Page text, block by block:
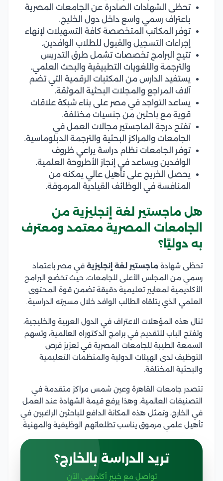
تحظى الشهادات الصادرة عن الجامعات المصرية
باعتراف رسمي واسع داخل دول الخليج.
توفر المكاتب المتخصصة كافة التسهيلات لإنهاء
إجراءات التسجيل والقبول للطلاب الوافدين.
تتيح البرامج تخصصات تشمل طرق التدريس
والترجمة واللغويات التطبيقية والبحث العلمي.
يستفيد الدارس من المكتبات الرقمية التي تضم
آلاف المراجع والمجلات البحثية الموثقة.
يساعد التواجد في مصر على بناء شبكة علاقات
قوية مع باحثين من جنسيات مختلفة.
تفتح درجة الماجستير مجالات العمل في
الجامعات والمراكز البحثية والترجمة الدبلوماسية.
توفر الجامعات نظام دراسة يراعي ظروف
الوافدين ويساعد في إنجاز الأطروحة العلمية.
يحصل الخريج على تأهيل عالي يمكنه من
المنافسة في الوظائف القيادية المرموقة.
هل ماجستير لغة إنجليزية من
الجامعات المصرية معتمد ومعترف
به دوليًا؟
تحظى شهادة ماجستير لغة إنجليزية في مصر باعتماد
رسمي من المجلس الأعلى للجامعات، حيث تخضع البرامج
الأكاديمية لمعايير تعليمية دقيقة تضمن قوة المحتوى
العلمي الذي يتلقاه الطالب الوافد خلال مسيرته الدراسية.
تنال هذه المؤهلات الاعتراف في الدول العربية والخليجية،
وتفتح الباب للتقديم في برامج الدكتوراه العالمية، وتسهم
السمعة الطيبة للجامعات المصرية في تعزيز فرص
التوظيف لدى الهيئات الدولية والمنظمات التعليمية
والبحثية المختلفة.
تتصدر جامعات القاهرة وعين شمس مراكز متقدمة في
التصنيفات العالمية، وهذا يرفع قيمة الشهادة عند العمل
في الخارج، وتمثل هذه المكانة الدافع للباحثين الراغبين في
تأهيل علمي مرموق يناسب تطلعاتهم الوظيفية والمهنية.
تريد الدراسة بالخارج؟
تواصل مع خبير أكاديمي الآن